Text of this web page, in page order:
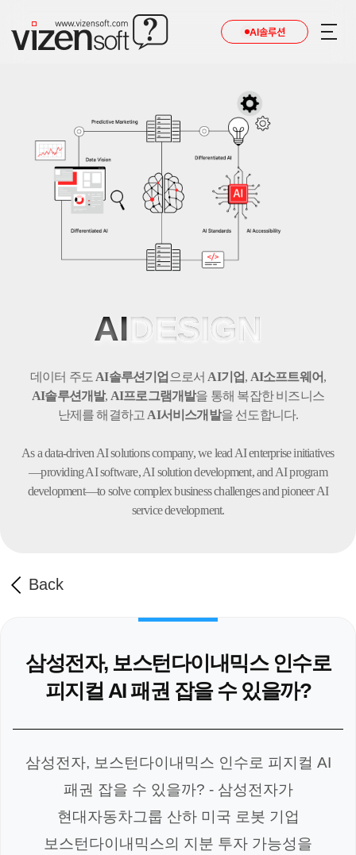
AI솔루션
AIDESIGN
데이터 주도 AI솔루션기업 으로서 AI기업, AI소프트웨어,
AI솔루션개발, AI프로그램개발을 통해 복잡한 비즈니스
난제를 해결하고 AI서비스개발을 선도합니다.
As a data-driven AI solutions company, we lead AI enterprise initiatives
—providing AI software,AI solution development, and AI program
development—to solve complex business challengesand pioneer AI
service development.
Back
삼성전자, 보스턴다이내믹스 인수로
피지컬 AI 패권 잡을 수 있을까?
삼성전자, 보스턴다이내믹스 인수로 피지컬 AI
패권 잡을 수 있을까? - 삼성전자가
현대자동차그룹 산하 미국 로봇 기업
보스턴다이내믹스의 지분 투자 가능성을